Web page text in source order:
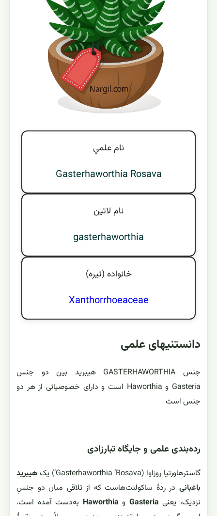
نام علمي
Gasterhaworthia Rosava
نام لاتين
gasterhaworthia
خانواده (تيره)
Xanthorrhoeaceae
دانستنیهای علمی
جنس GASTERHAWORTHIA هیبرید بین دو جنس
Gasteria و Haworthia است و دارای خصوصیاتی از هر دو
جنس است
رده‌بندی علمی و جایگاه تبارزادی
گاسترهاورتیا روزاوا (Gasterhaworthia ‘Rosava’) یک
هیبرید
باغبانیدر ردهٔ ساکولنت‌هاست که از تلاقی میان دو جنسِ
نزدیک، یعنی Gasteria و Haworthia به‌دست آمده است.